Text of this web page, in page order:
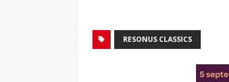
RESONUS CLASSICS